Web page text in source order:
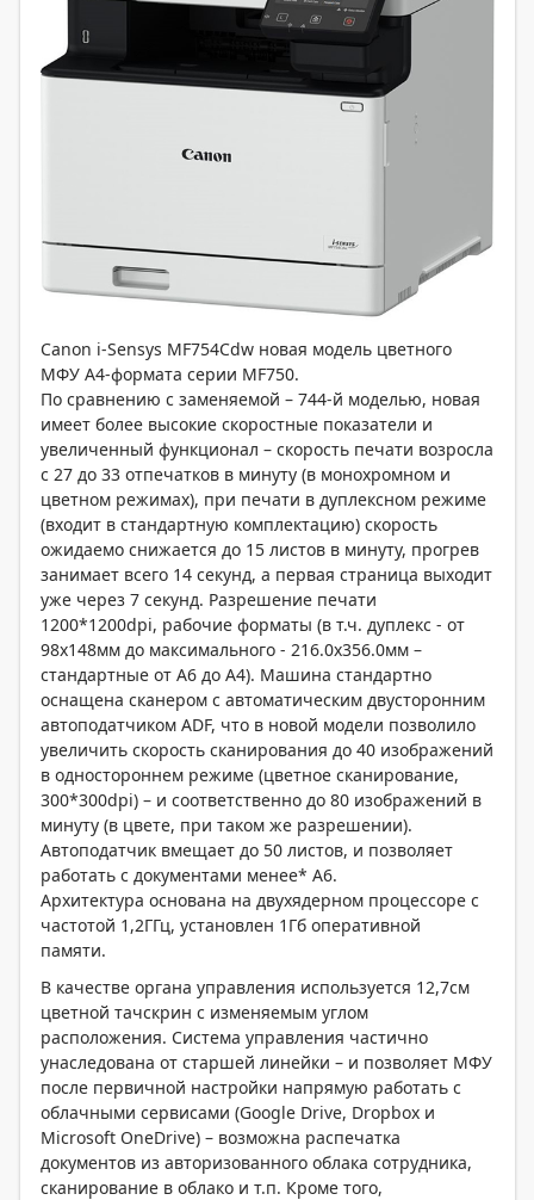
Canon i-Sensys MF754Cdw новая модель цветного
МФУ А4-формата серии MF750.
По сравнению с заменяемой – 744-й моделью, новая
имеет более высокие скоростные показатели и
увеличенный функционал – скорость печати возросла
с 27 до 33 отпечатков в минуту (в монохромном и
цветном режимах), при печати в дуплексном режиме
(входит в стандартную комплектацию) скорость
ожидаемо снижается до 15 листов в минуту, прогрев
занимает всего 14 секунд, а первая страница выходит
уже через 7 секунд. Разрешение печати
1200*1200dpi, рабочие форматы (в т.ч. дуплекс - от
98x148мм до максимального - 216.0x356.0мм –
стандартные от А6 до А4). Машина стандартно
оснащена сканером с автоматическим двусторонним
автоподатчиком ADF, что в новой модели позволило
увеличить скорость сканирования до 40 изображений
в одностороннем режиме (цветное сканирование,
300*300dpi) – и соответственно до 80 изображений в
минуту (в цвете, при таком же разрешении).
Автоподатчик вмещает до 50 листов, и позволяет
работать с документами менее* А6.
Архитектура основана на двухядерном процессоре с
частотой 1,2ГГц, установлен 1Гб оперативной
памяти.
В качестве органа управления используется 12,7см
цветной тачскрин с изменяемым углом
расположения. Система управления частично
унаследована от старшей линейки – и позволяет МФУ
после первичной настройки напрямую работать с
облачными сервисами (Google Drive, Dropbox и
Microsoft OneDrive) – возможна распечатка
документов из авторизованного облака сотрудника,
сканирование в облако и т.п. Кроме того,